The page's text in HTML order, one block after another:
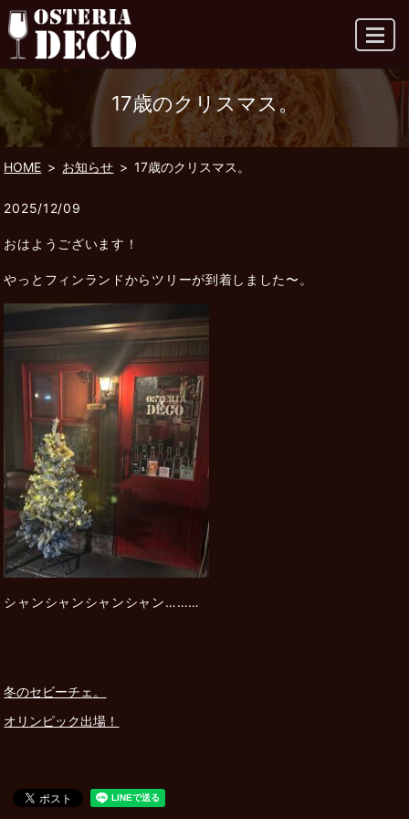
MENU
17歳のクリスマス。
HOME お知らせ 17歳のクリスマス。
2025/12/09
おはようございます！
やっとフィンランドからツリーが到着しました〜。
シャンシャンシャンシャン………
冬のセビーチェ。
オリンピック出場！